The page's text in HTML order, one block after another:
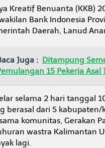
Kreatif Benuanta (KKB)
Bank Indonesia
Daerah, Lanud
Juga : Ditampung
15 Pekerja Asal
selama 2 hari tanggal
berasal dari 5
komunitas, Gerakan
wastra Kalimantan
lagi.